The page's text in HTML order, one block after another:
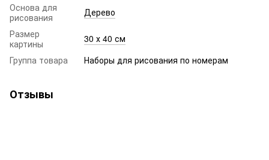
Основа для
рисования
Дерево
Размер
картины
30 х 40 см
Группа товара
Наборы для рисования по номерам
Отзывы